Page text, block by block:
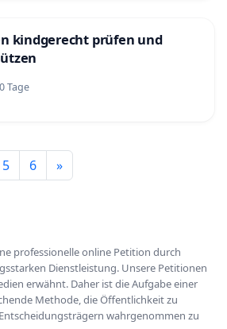
Kompakt – 16.33
gegen Pläne der Rigi-
auf heftigen Widerstand,
am Sonntag, 14.7.24, S. 10-
Zeitung, S. 11, 13.5.24
Weggis-Rigi-Bahn
10.5.24
muss entscheiden – Zwei
kindgerecht prüfen und
Tage
5 6 »
professionelle online Petition durch
Dienstleistung. Unsere Petitionen
erwähnt. Daher ist die Aufgabe einer
Methode, die Öffentlichkeit zu
wahrgenommen zu